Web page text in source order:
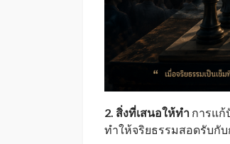
2. สิ่งที่เสนอให้ทำ การแก้
ทำให้จริยธรรมสอดรับกั